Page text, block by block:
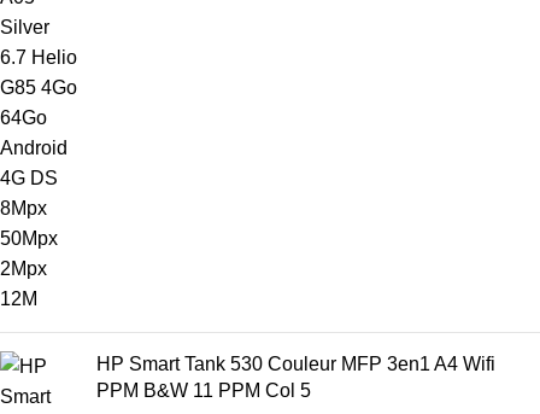
HP Smart Tank 530 Couleur MFP 3en1 A4 Wifi
PPM B&W 11 PPM Col 5